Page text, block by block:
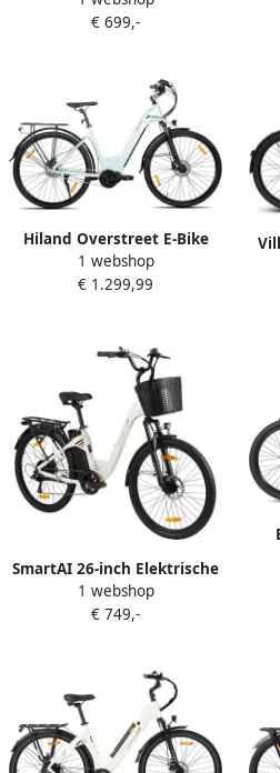
Verwisselbare Accu tot
Versnellingen Elektrische
Fietsen voor en Wit
€ 699,-
Hiland Overstreet E-Bike
Dames 700 x 40C
Hydraulische Schijfremmen
Instap
1 webshop
€ 1.299,99
SmartAI 26-inch Elektrische
Fiets Aluminium frame
250W Motor 36V18Ah Accu
Snelheid 25km u 120 km
Bereik Shi o 7 Versnellingen
Stadsfiets voor en Wit
1 webshop
€ 749,-